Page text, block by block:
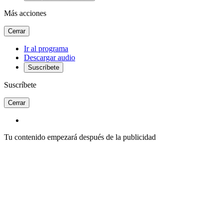
Más acciones
Cerrar
Ir al programa
Descargar audio
Suscríbete
Suscríbete
Cerrar
Tu contenido empezará después de la publicidad